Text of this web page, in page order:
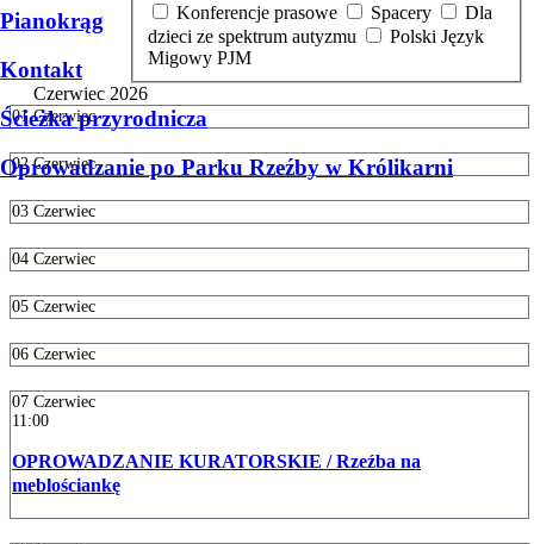
Pianokrąg
Kontakt
Ścieżka przyrodnicza
Oprowadzanie po Parku Rzeźby w Królikarni
Konferencje prasowe
Spacery
dzieci ze spektrum autyzmu
Migowy PJM
Czerwiec 2026
01Czerwiec
02Czerwiec
03 Czerwiec
04 Czerwiec
05 Czerwiec
06 Czerwiec
07 Czerwiec
11:00
OPROWADZANIE KURATORSKIE / Rzeźba na
meblościankę